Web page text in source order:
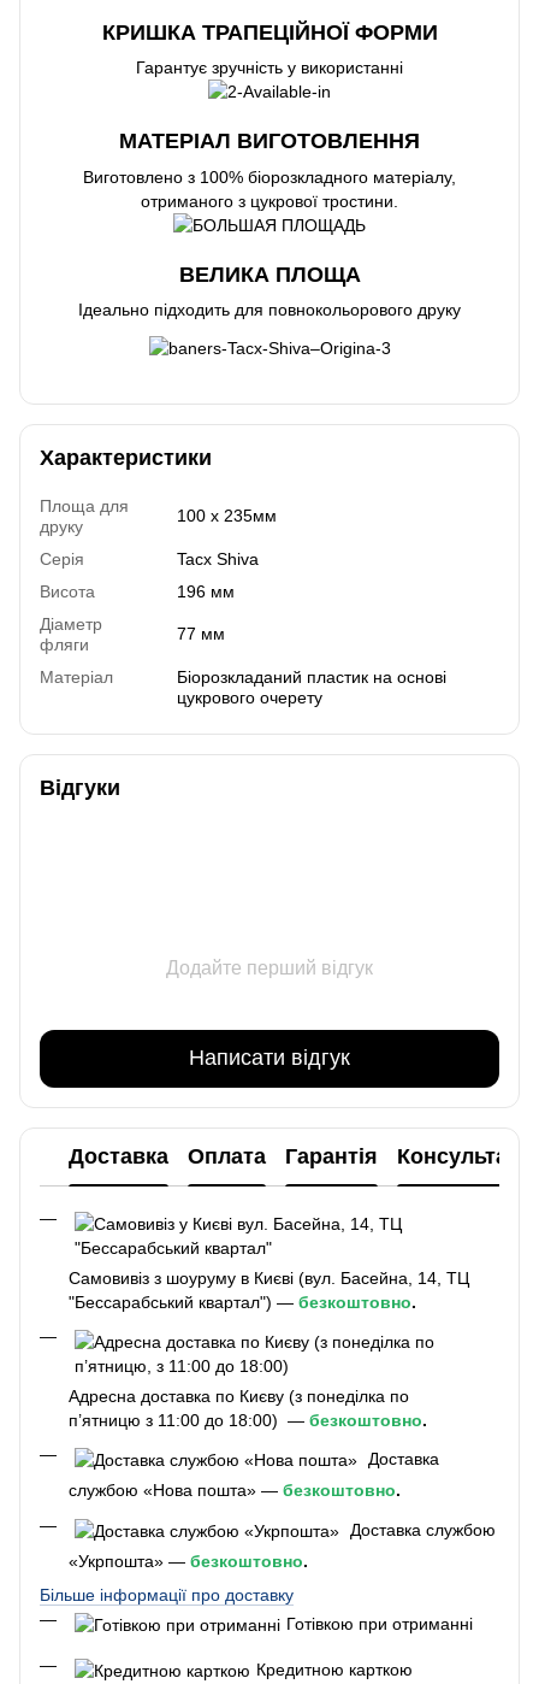
КРИШКА ТРАПЕЦІЙНОЇ ФОРМИ
Гарантує зручність у використанні
МАТЕРІАЛ ВИГОТОВЛЕННЯ
Виготовлено з 100% біорозкладного матеріалу,
отриманого з цукрової тростини.
ВЕЛИКА ПЛОЩА
Ідеально підходить для повнокольорового друку
Характеристики
Площа для
друку
100 x 235мм
Серія
Tacx Shiva
Висота
196 мм
Діаметр
фляги
77 мм
Матеріал
Біорозкладаний пластик на основі
цукрового очерету
Відгуки
Додайте перший відгук
Написати відгук
Доставка Оплата Гарантія Консультація
Самовивіз з шоуруму в Києві (вул. Басейна, 14, ТЦ
"Бессарабський квартал") — безкоштовно.
Адресна доставка по Києву (з понеділка по
п’ятницю з 11:00 до 18:00) — безкоштовно.
Доставка
службою «Нова пошта» — безкоштовно.
Доставка службою
«Укрпошта» — безкоштовно.
Більше інформації про доставку
Готівкою при отриманні
Кредитною карткою